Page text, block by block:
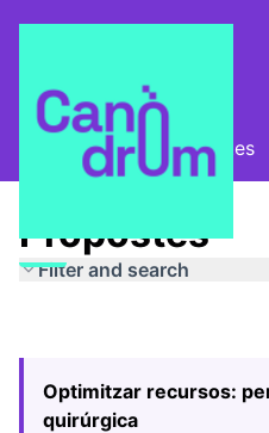
Pla Estratègic Propostes
Propostes
Filter and search
Optimitzar recursos:
quirúrgica